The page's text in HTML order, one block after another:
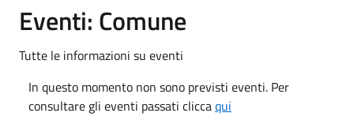
Eventi: Comune
Tutte le informazioni su eventi
In questo momento non sono previsti eventi. Per
consultare gli eventi passati cliccaqui